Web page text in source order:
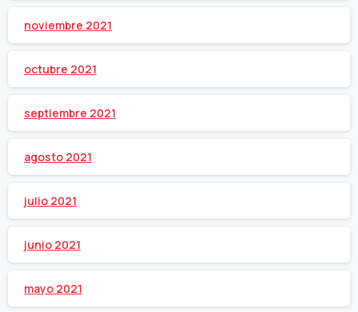
noviembre 2021
octubre 2021
septiembre 2021
agosto 2021
julio 2021
junio 2021
mayo 2021